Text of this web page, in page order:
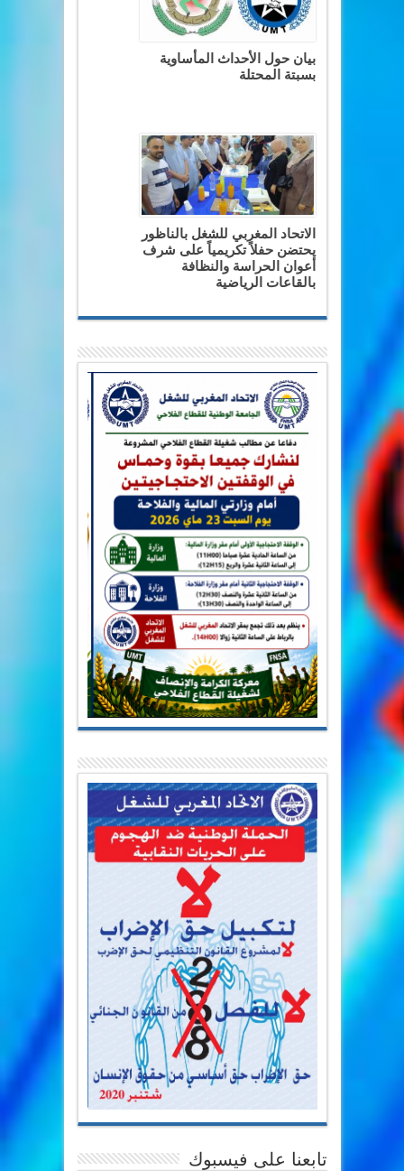
بيان حول الأحداث المأساوية
بسبتة المحتلة
الاتحاد المغربي للشغل بالناظور
يحتضن حفلاً تكريمياً على شرف
أعوان الحراسة والنظافة
بالقاعات الرياضية
تابعنا على فيسبوك